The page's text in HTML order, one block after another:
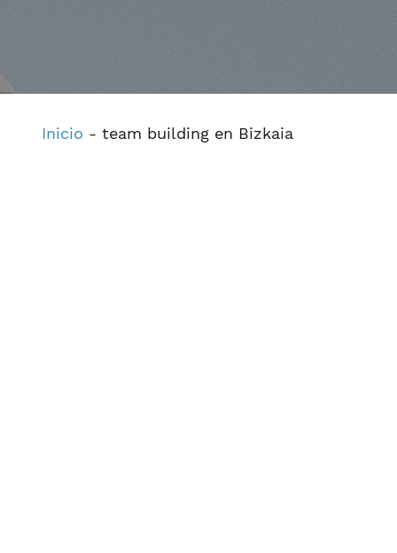
Inicio - team building en Bizkaia